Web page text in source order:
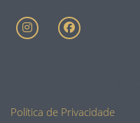
Política de Privacidade